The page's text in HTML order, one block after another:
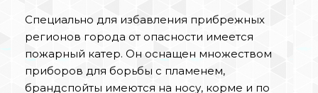
Специально для избавления прибрежных
регионов города от опасности имеется
пожарный катер. Он оснащен множеством
приборов для борьбы с пламенем,
брандспойты имеются на носу, корме и по